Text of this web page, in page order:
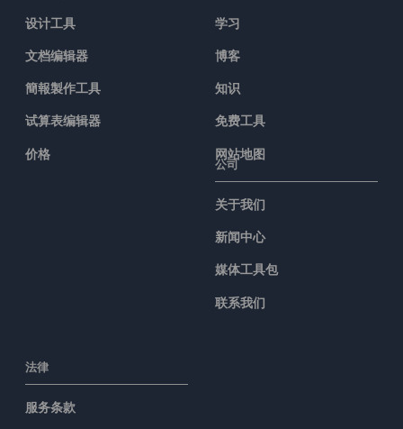
设计工具
文档编辑器
簡報製作工具
试算表编辑器
价格
学习
博客
知识
免费工具
网站地图
公司
关于我们
新闻中心
媒体工具包
联系我们
法律
服务条款